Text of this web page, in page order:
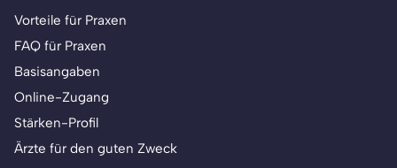
Vorteile für Praxen
FAQ für Praxen
Basisangaben
Online-Zugang
Stärken-Profil
Ärzte für den guten Zweck